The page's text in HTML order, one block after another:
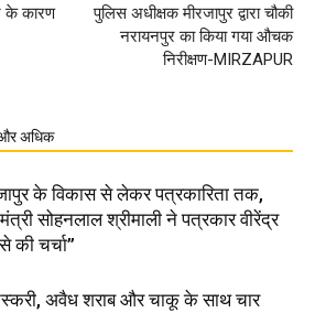
के कारण
पुलिस अधीक्षक मीरजापुर द्वारा चौकी
नरायनपुर का किया गया औचक
निरीक्षण-MIRZAPUR
अधिक
के विकास से लेकर पत्रकारिता तक,
सोहनलाल श्रीमाली ने पत्रकार वीरेंद्र
की चर्चा”
अवैध शराब और चाकू के साथ चार